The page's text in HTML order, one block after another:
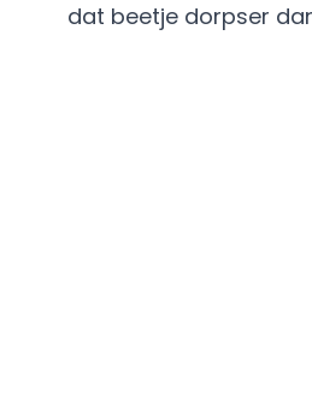
dat beetje dorpser